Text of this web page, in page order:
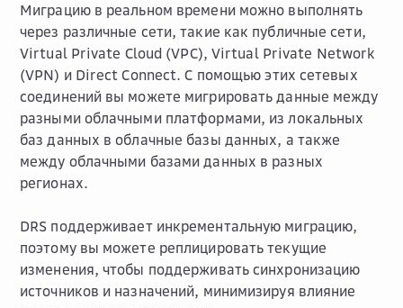
Миграцию в реальном времени можно выполнять
через различные сети, такие как публичные сети,
Virtual Private Cloud (VPC), Virtual Private Network
(VPN) и Direct Connect. С помощью этих сетевых
соединений вы можете мигрировать данные между
разными облачными платформами, из локальных
баз данных в облачные базы данных, а также
между облачными базами данных в разных
регионах.
DRS поддерживает инкрементальную миграцию,
поэтому вы можете реплицировать текущие
изменения, чтобы поддерживать синхронизацию
источников и назначений, минимизируя влияние